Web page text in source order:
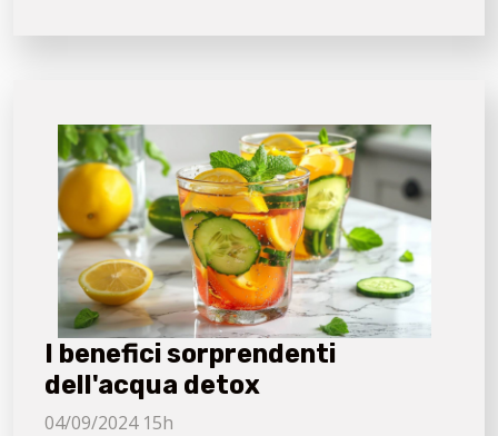
I benefici sorprendenti
dell'acqua detox
04/09/2024 15h